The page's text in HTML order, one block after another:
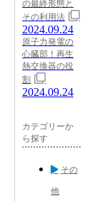
の最終形態と
その利用法
2024.09.24
原子力発電の
心臓部！再生
熱交換器の役
割
2024.09.24
カテゴリーか
ら探す
その
他